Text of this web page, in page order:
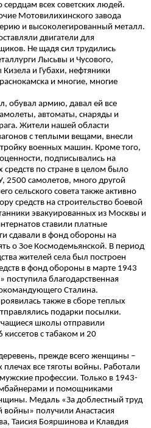
всех советских людей.
Мотовилихинского завода
и высоколегированный металл.
двигатели для
Не щадя сил трудились
Лысьвы и Чусового,
и Губахи, нефтяники
и многие, многие
обувал армию, давал ей все
автоматы, снаряды и
Жители нашей области
с теплыми вещами, внесли
военных машин. Кроме того,
подписывались на
средств по стране в целом было
2500 самолетов, много другой
сельского совета также активно
средств на строительство боевой
эвакуированных из Москвы и
ставили платные
сдавали в фонд обороны на
о Зое Космодемьянской. В период
жителей села был построен
в фонд обороны в марте 1943
поступила благодарственная
Сталина.
также в сборе теплых
подарки посылки.
школы отправили
с табаком и 20
прежде всего женщины –
все тяготы войны. Работали
профессии. Только в 1943-
и помощниками
Медаль «За доблестный труд
войны» получили Анастасия
Таисия Бояршинова и Клавдия